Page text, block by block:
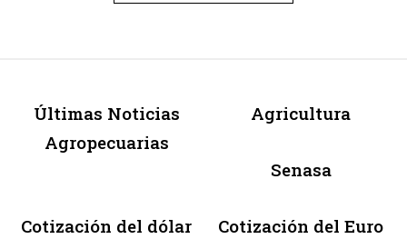
Últimas Noticias
Agropecuarias
Agricultura
Senasa
Cotización del dólar Cotización del Euro